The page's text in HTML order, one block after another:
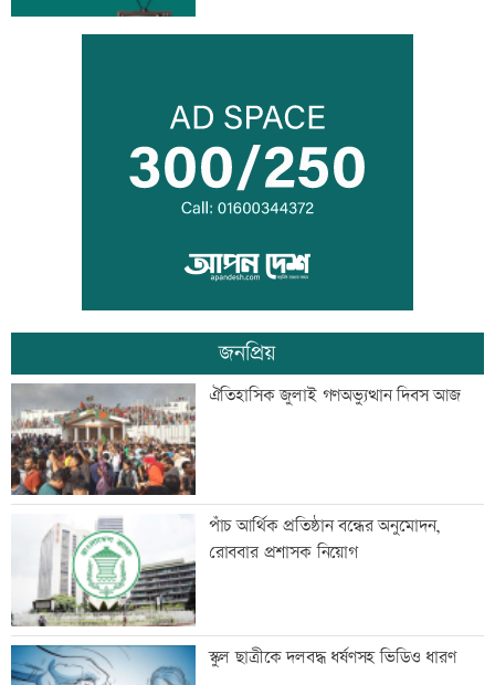
রোববার রাজধানীর যেসব দোকান-মার্কেট
বন্ধ
প্রধানমন্ত্রীর সফর ঘিরে চট্টগ্রাম-কক্সবাজারে
উৎসবের আমেজ
অবশেষে মোজতবা খামেনির ভিডিও প্রকাশ্য
আজ দেশে স্বর্ণের ভরি কত
ড্রেন নির্মাণ কাজে ধীরগতি, চরম বিপাকে
ব্যবসায়ীরা
জনপ্রিয়
ঐতিহাসিক জুলাই গণঅভ্যুত্থান দিবস আজ
পাঁচ আর্থিক প্রতিষ্ঠান বন্ধের অনুমোদন,
রোববার প্রশাসক নিয়োগ
স্কুল ছাত্রীকে দলবদ্ধ ধর্ষণসহ ভিডিও ধারণ